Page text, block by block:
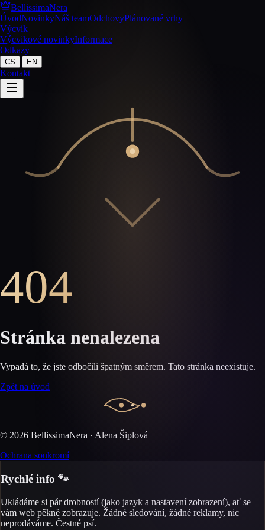
BellissimaNera
ÚvodNovinkyNáš teamOdchovyPlánované vrhy
Výcvik
Výcvikové novinkyInformace
Odkazy
CS | EN
Kontakt
404
Stránka nenalezena
Vypadá to, že jste odbočili špatným směrem. Tato stránka neexistuje.
Zpět na úvod
© 2026 BellissimaNera · Alena Šiplová
Ochrana soukromí
Rychlé info 🐾
Ukládáme si pár drobností (jako jazyk a nastavení zobrazení), ať se
vám web pěkně zobrazuje. Žádné sledování, žádné reklamy, nic
neprodáváme. Čestné psí.